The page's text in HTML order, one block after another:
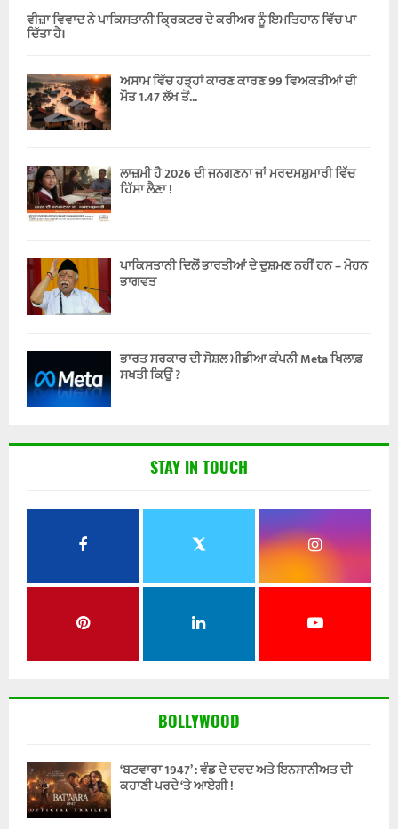
ਵੀਜ਼ਾ ਵਿਵਾਦ ਨੇ ਪਾਕਿਸਤਾਨੀ ਕ੍ਰਿਕਟਰ ਦੇ ਕਰੀਅਰ ਨੂੰ ਇਮਤਿਹਾਨ ਵਿੱਚ ਪਾ
ਦਿੱਤਾ ਹੈ।
ਅਸਾਮ ਵਿੱਚ ਹੜ੍ਹਾਂ ਕਾਰਣ ਕਾਰਣ 99 ਵਿਅਕਤੀਆਂ ਦੀ
ਮੌਤ 1.47 ਲੱਖ ਤੋਂ...
ਲਾਜ਼ਮੀ ਹੈ 2026 ਦੀ ਜਨਗਣਨਾ ਜਾਂ ਮਰਦਮਸ਼ੁਮਾਰੀ ਵਿੱਚ
ਹਿੱਸਾ ਲੈਣਾ !
ਪਾਕਿਸਤਾਨੀ ਦਿਲੋਂ ਭਾਰਤੀਆਂ ਦੇ ਦੁਸ਼ਮਣ ਨਹੀਂ ਹਨ – ਮੋਹਨ
ਭਾਗਵਤ
ਭਾਰਤ ਸਰਕਾਰ ਦੀ ਸੋਸ਼ਲ ਮੀਡੀਆ ਕੰਪਨੀ Meta ਖਿਲਾਫ਼
ਸਖਤੀ ਕਿਉਂ ?
STAY IN TOUCH
BOLLYWOOD
‘ਬਟਵਾਰਾ 1947’ : ਵੰਡ ਦੇ ਦਰਦ ਅਤੇ ਇਨਸਾਨੀਅਤ ਦੀ
ਕਹਾਣੀ ਪਰਦੇ ‘ਤੇ ਆਏਗੀ !